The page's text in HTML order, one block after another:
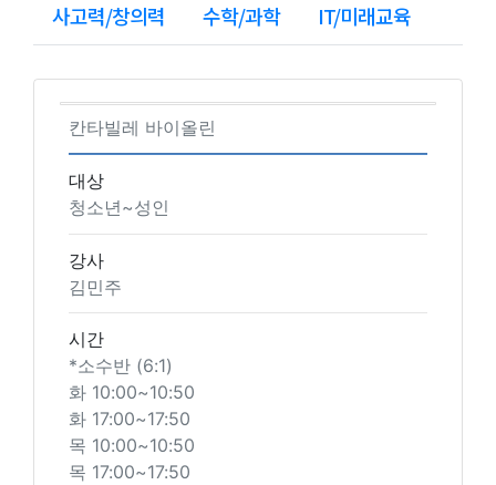
사고력/창의력 수학/과학 IT/미래교육
칸타빌레 바이올린
대상
청소년~성인
강사
김민주
시간
*소수반 (6:1)
화 10:00~10:50
화 17:00~17:50
목 10:00~10:50
목 17:00~17:50